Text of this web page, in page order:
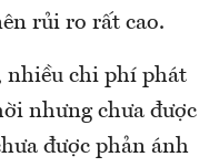
rủi ro rất cao.
nhiều chi phí phát
nhưng chưa được
được phản ánh